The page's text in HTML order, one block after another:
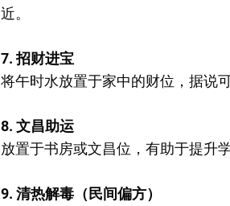
近。
7. 招财进宝
将午时水放置于家中的财位，据说
8. 文昌助运
放置于书房或文昌位，有助于提升
9. 清热解毒（民间偏方）